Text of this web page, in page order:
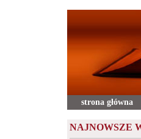
strona główna
NAJNOWSZE